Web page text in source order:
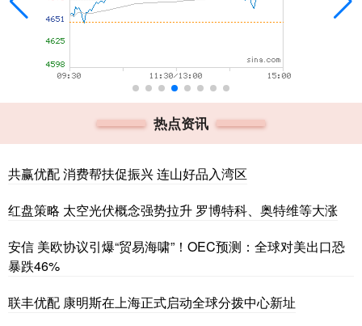
热点资讯
共赢优配 消费帮扶促振兴 连山好品入湾区
红盘策略 太空光伏概念强势拉升 罗博特科、奥特维等大涨
安信 美欧协议引爆“贸易海啸”！OEC预测：全球对美出口恐
暴跌46%
联丰优配 康明斯在上海正式启动全球分拨中心新址